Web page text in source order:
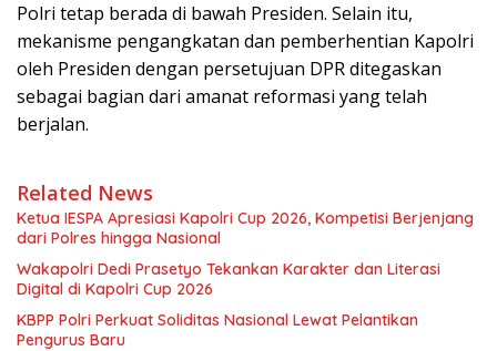
Polri tetap berada di bawah Presiden. Selain itu,
mekanisme pengangkatan dan pemberhentian Kapolri
oleh Presiden dengan persetujuan DPR ditegaskan
sebagai bagian dari amanat reformasi yang telah
berjalan.
Related News
Ketua IESPA Apresiasi Kapolri Cup 2026, Kompetisi Berjenjang
dari Polres hingga Nasional
Wakapolri Dedi Prasetyo Tekankan Karakter dan Literasi
Digital di Kapolri Cup 2026
KBPP Polri Perkuat Soliditas Nasional Lewat Pelantikan
Pengurus Baru